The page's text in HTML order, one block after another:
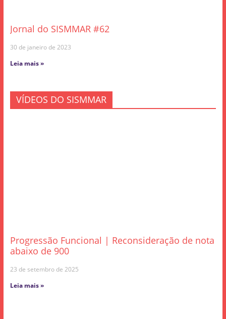
Jornal do SISMMAR #62
30 de janeiro de 2023
Leia mais »
VÍDEOS DO SISMMAR
Progressão Funcional | Reconsideração de nota
abaixo de 900
23 de setembro de 2025
Leia mais »